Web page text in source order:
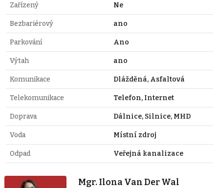
Zařízený Ne
Bezbariérový ano
Parkování Ano
Výtah ano
Komunikace Dlážděná, Asfaltová
Telekomunikace Telefon, Internet
Doprava Dálnice, Silnice, MHD
Voda Místní zdroj
Odpad Veřejná kanalizace
Mgr. Ilona Van Der Wal